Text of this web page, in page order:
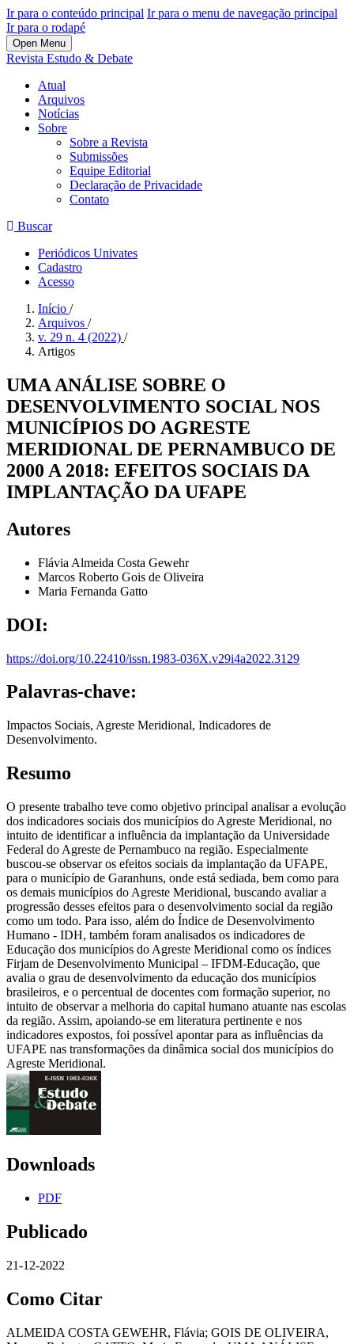
Ir para o conteúdo principal Ir para o menu de navegação principal
Ir para o rodapé
Open Menu
Revista Estudo & Debate
Atual
Arquivos
Notícias
Sobre
Sobre a Revista
Submissões
Equipe Editorial
Declaração de Privacidade
Contato
Buscar
Periódicos Univates
Cadastro
Acesso
Início /
Arquivos /
v. 29 n. 4 (2022) /
Artigos
UMA ANÁLISE SOBRE O
DESENVOLVIMENTO SOCIAL NOS
MUNICÍPIOS DO AGRESTE
MERIDIONAL DE PERNAMBUCO DE
2000 A 2018: EFEITOS SOCIAIS DA
IMPLANTAÇÃO DA UFAPE
Autores
Flávia Almeida Costa Gewehr
Marcos Roberto Gois de Oliveira
Maria Fernanda Gatto
DOI:
https://doi.org/10.22410/issn.1983-036X.v29i4a2022.3129
Palavras-chave:
Impactos Sociais, Agreste Meridional, Indicadores de
Desenvolvimento.
Resumo
O presente trabalho teve como objetivo principal analisar a evolução
dos indicadores sociais dos municípios do Agreste Meridional, no
intuito de identificar a influência da implantação da Universidade
Federal do Agreste de Pernambuco na região. Especialmente
buscou-se observar os efeitos sociais da implantação da UFAPE,
para o município de Garanhuns, onde está sediada, bem como para
os demais municípios do Agreste Meridional, buscando avaliar a
progressão desses efeitos para o desenvolvimento social da região
como um todo. Para isso, além do Índice de Desenvolvimento
Humano - IDH, também foram analisados os indicadores de
Educação dos municípios do Agreste Meridional como os índices
Firjam de Desenvolvimento Municipal – IFDM-Educação, que
avalia o grau de desenvolvimento da educação dos municípios
brasileiros, e o percentual de docentes com formação superior, no
intuito de observar a melhoria do capital humano atuante nas escolas
da região. Assim, apoiando-se em literatura pertinente e nos
indicadores expostos, foi possível apontar para as influências da
UFAPE nas transformações da dinâmica social dos municípios do
Agreste Meridional.
Downloads
PDF
Publicado
21-12-2022
Como Citar
ALMEIDA COSTA GEWEHR, Flávia; GOIS DE OLIVEIRA,